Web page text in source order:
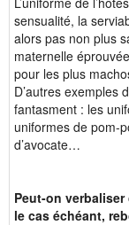
sensualité, la
alors pas non plus
maternelle
pour les plus
D’autres exemples
fantasment : les
uniformes de pom-
d’avocate…
Peut-on
le cas échéant,